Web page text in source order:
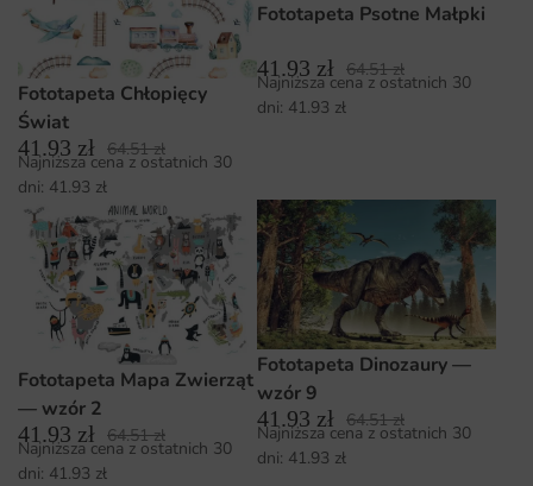
Fototapeta Chłopięcy
Świat
41.93 zł 64.51zł
Najniższa cena z ostatnich 30
dni: 41.93 zł
Fototapeta Psotne Małpki
41.93 zł 64.51zł
Najniższa cena z ostatnich 30
dni: 41.93 zł
Fototapeta Mapa Zwierząt
— wzór 2
41.93 zł 64.51zł
Najniższa cena z ostatnich 30
dni: 41.93 zł
Fototapeta Dinozaury —
wzór 9
41.93 zł 64.51zł
Najniższa cena z ostatnich 30
dni: 41.93 zł